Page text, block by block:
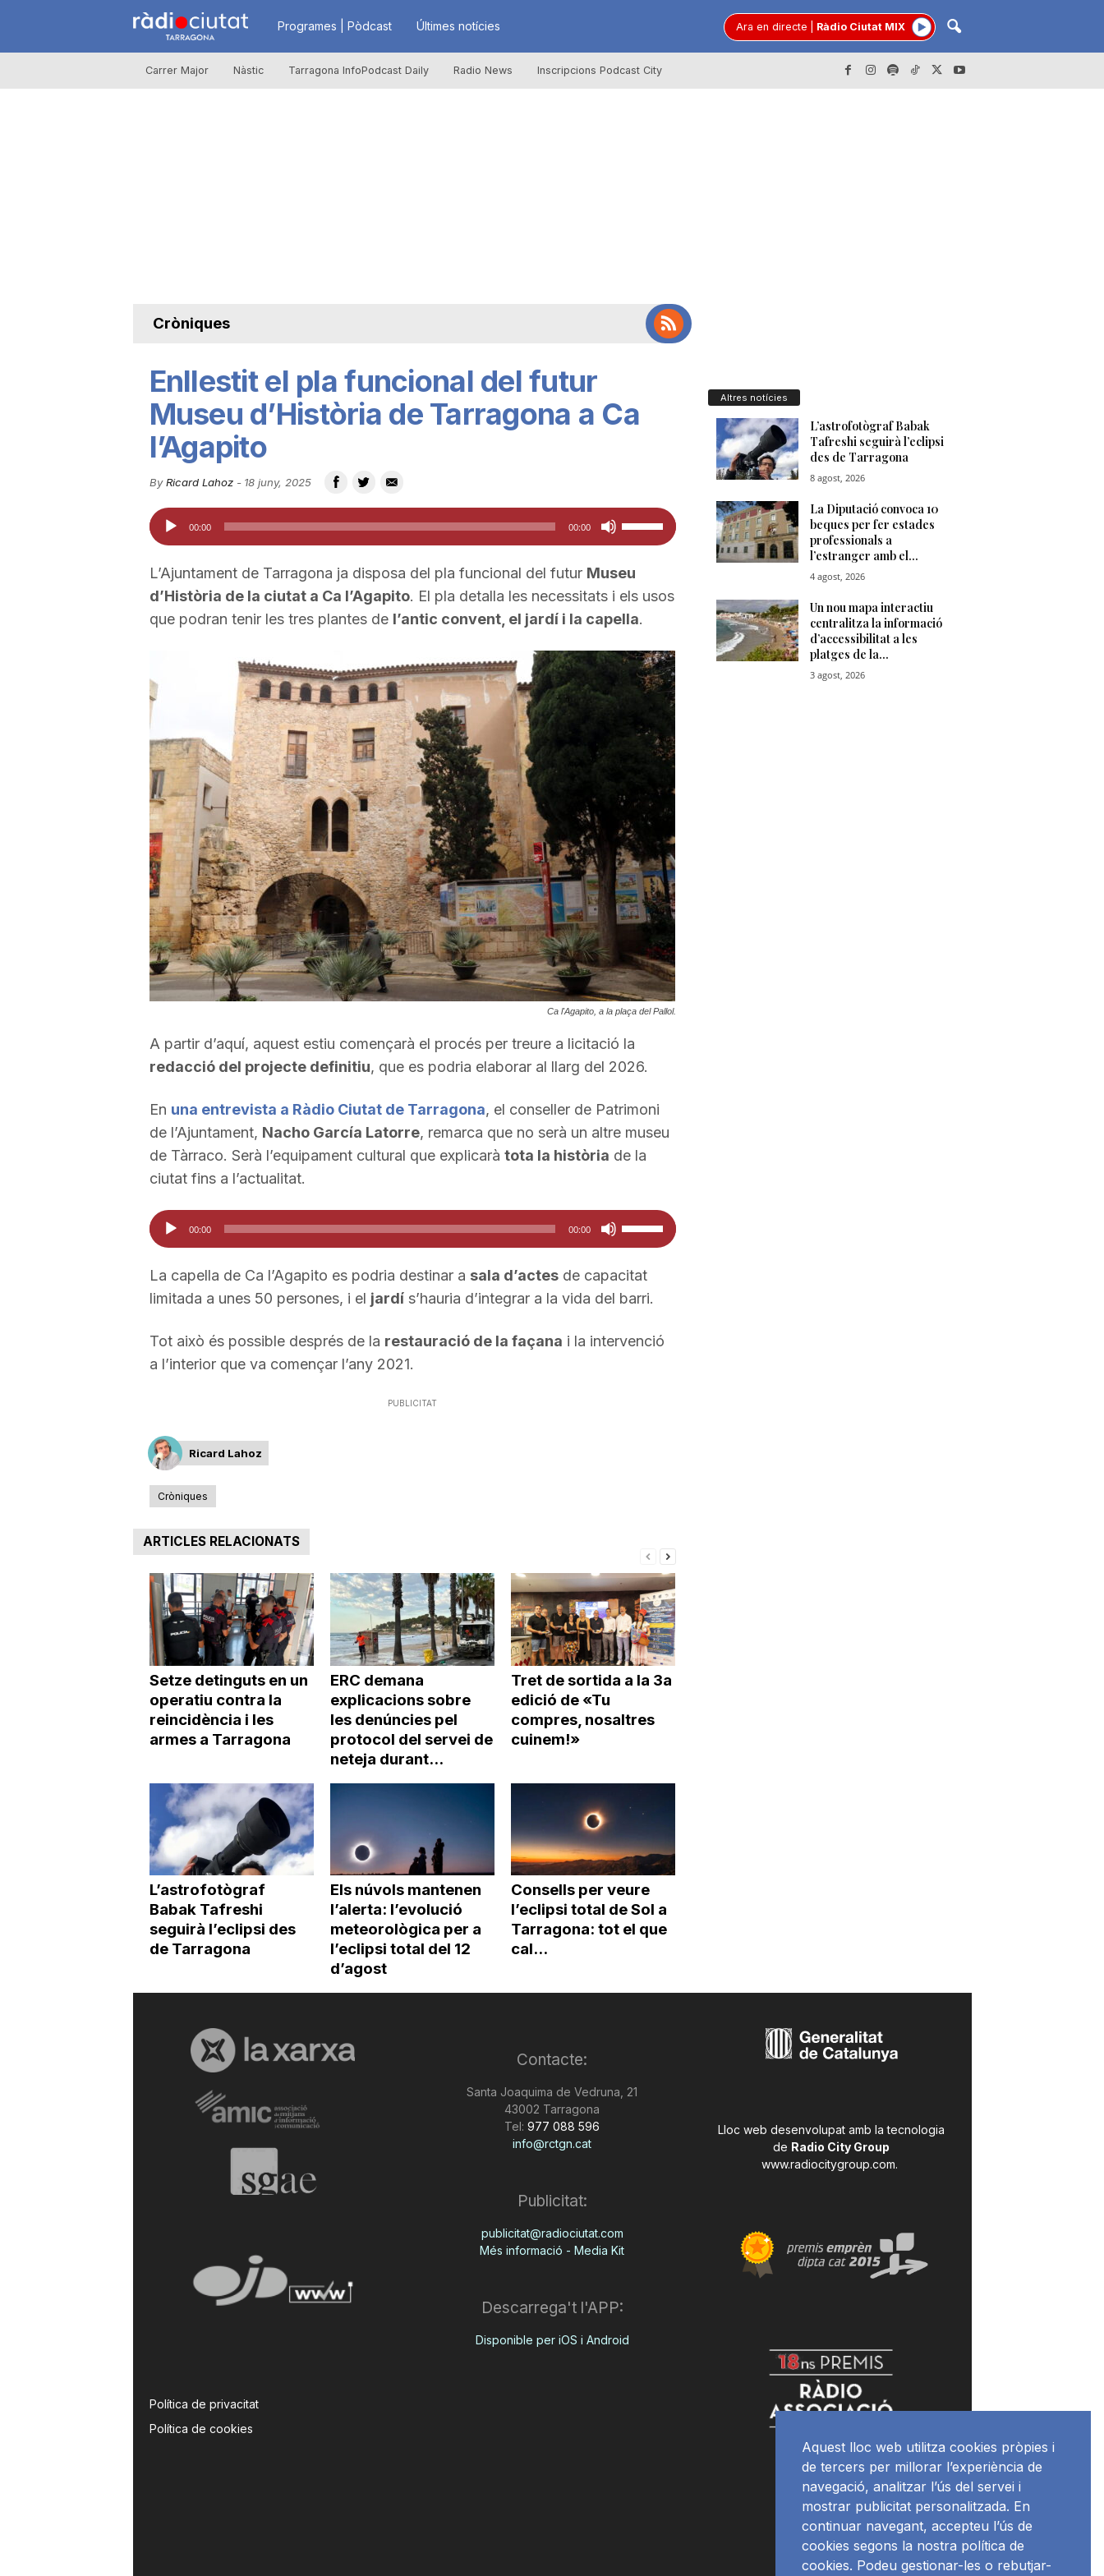
R
à
u
t
d
e
T
a
r
r
a
g
n
a
Programes | Pòdcast Últimes notícies Ara en directe Ràdio Ciutat MIX
Carrer Major Nàstic Tarragona InfoPodcast Daily Radio News Inscripcions Podcast City
Cròniques
Enllestit el pla funcional del futur
Museu d’Història de Tarragona a Ca
l’Agapito
By Ricard Lahoz- 18 juny, 2025
Reproductor
d'àudio
00:00 00:00
Feu
servir
les
tecles
de
cap
amunt/cap
per
incrementar
o
disminuir
el
volum.
L’Ajuntament de Tarragona ja disposa del pla funcional del futur Museu
d’Història de la ciutat a Ca l’Agapito. El pla detalla les necessitats i els usos
que podran tenir les tres plantes de l’antic convent, el jardí i la capella.
Ca l'Agapito, a la plaça del Pallol.
A partir d’aquí, aquest estiu començarà el procés per treure a licitació la
redacció del projecte definitiu, que es podria elaborar al llarg del 2026.
En una entrevista a Ràdio Ciutat de Tarragona, el conseller de Patrimoni
de l’Ajuntament, Nacho García Latorre, remarca que no serà un altre museu
de Tàrraco. Serà l’equipament cultural que explicarà tota la història de la
ciutat fins a l’actualitat.
Reproductor
d'àudio
00:00 00:00
Feu
servir
les
tecles
fletxa
volum.
La capella de Ca l’Agapito es podria destinar a sala d’actesde capacitat
limitada a unes 50 persones, i el jardís’hauria d’integrar a la vida del barri.
Tot això és possible després de la restauració de la façana i la intervenció
a l’interior que va començar l’any 2021.
PUBLICITAT
Ricard Lahoz
Cròniques
ARTICLES RELACIONATS
Setze detinguts en un
operatiu contra la
reincidència i les
armes a Tarragona
ERC demana
explicacions sobre
les denúncies pel
protocol del servei de
neteja durant...
Tret de sortida a la 3a
edició de «Tu
compres, nosaltres
cuinem!»
L’astrofotògraf
Babak Tafreshi
seguirà l’eclipsi des
de Tarragona
Els núvols mantenen
l’alerta: l’evolució
meteorològica per a
l’eclipsi total del 12
d’agost
Consells per veure
l’eclipsi total de Sol a
Tarragona: tot el que
cal...
Altres notícies
Política de privacitat
Política de cookies
Contacte:
Santa Joaquima de Vedruna, 21
43002 Tarragona
Tel: 977 088 596
info@rctgn.cat
Publicitat:
publicitat@radiociutat.com
Més informació - Media Kit
Descarrega't l'APP:
Disponible per iOS i Android
Lloc web desenvolupat amb la tecnologia
de Radio City Group
www.radiocitygroup.com.
Aquest lloc web utilitza cookies pròpies i
de tercers per millorar l’experiència de
navegació, analitzar l’ús del servei i
mostrar publicitat personalitzada. En
continuar navegant, accepteu l’ús de
cookies segons la nostra política de
cookies. Podeu gestionar-les o rebutjar-